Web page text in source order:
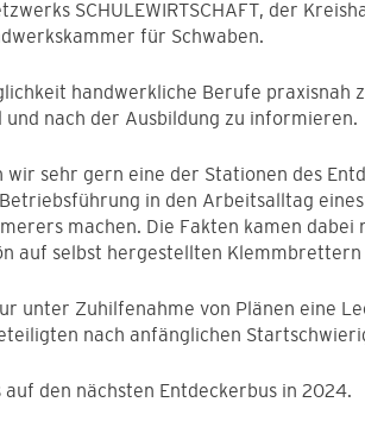
SCHULEWIRTSCHAFT, der
für Schwaben.
handwerkliche Berufe praxisnah
und nach der Ausbildung zu informieren.
sehr gern eine der Stationen des
in den Arbeitsalltag
machen. Die Fakten kamen
auf selbst hergestellten
unter Zuhilfenahme von Plänen eine
nach anfänglichen
den nächsten Entdeckerbus in 2024.